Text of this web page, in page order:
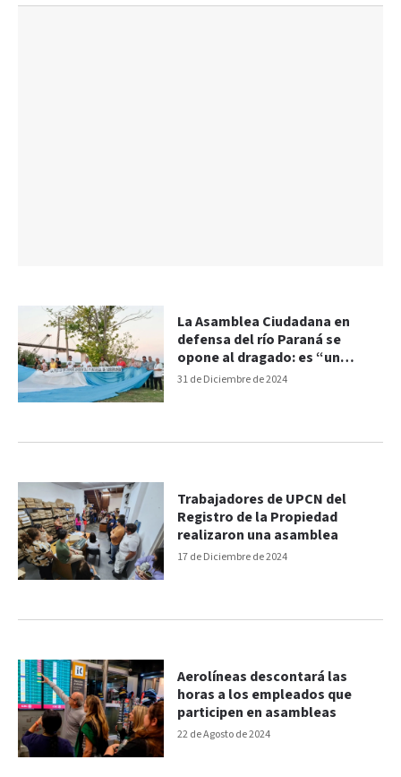
31 de Diciembre de 2024
La Asamblea Ciudadana en
defensa del río Paraná se
opone al dragado: es “un
crimen ambiental”
17 de Diciembre de 2024
Trabajadores de UPCN del
Registro de la Propiedad
realizaron una asamblea
22 de Agosto de 2024
Aerolíneas descontará las
horas a los empleados que
participen en asambleas